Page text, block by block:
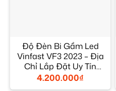
Độ Đèn Bi Gầm Led
Vinfast VF3 2023 – Địa
Chỉ Lắp Đặt Uy Tín
TPHCM
4.200.000₫